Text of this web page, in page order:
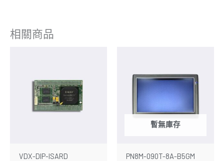
相關商品
VDX-DIP-ISARD
暫無庫存
PN8M-090T-8A-B5GM